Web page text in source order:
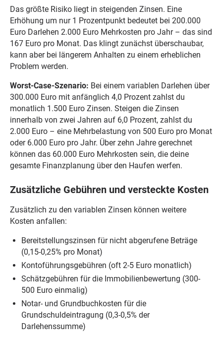
Das größte Risiko liegt in steigenden Zinsen. Eine
Erhöhung um nur 1 Prozentpunkt bedeutet bei 200.000
Euro Darlehen 2.000 Euro Mehrkosten pro Jahr – das sind
167 Euro pro Monat. Das klingt zunächst überschaubar,
kann aber bei längerem Anhalten zu einem erheblichen
Problem werden.
Worst-Case-Szenario: Bei einem variablen Darlehen über
300.000 Euro mit anfänglich 4,0 Prozent zahlst du
monatlich 1.500 Euro Zinsen. Steigen die Zinsen
innerhalb von zwei Jahren auf 6,0 Prozent, zahlst du
2.000 Euro – eine Mehrbelastung von 500 Euro pro Monat
oder 6.000 Euro pro Jahr. Über zehn Jahre gerechnet
können das 60.000 Euro Mehrkosten sein, die deine
gesamte Finanzplanung über den Haufen werfen.
Zusätzliche Gebühren und versteckte Kosten
Zusätzlich zu den variablen Zinsen können weitere
Kosten anfallen:
Bereitstellungszinsen für nicht abgerufene Beträge
(0,15-0,25% pro Monat)
Kontoführungsgebühren (oft 2-5 Euro monatlich)
Schätzgebühren für die Immobilienbewertung (300-
500 Euro einmalig)
Notar- und Grundbuchkosten für die
Grundschuldeintragung (0,3-0,5% der
Darlehenssumme)